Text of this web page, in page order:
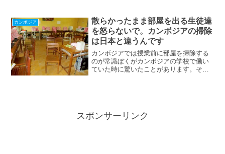
カンボジア
散らかったまま部屋を出る生徒達
を怒らないで。カンボジアの掃除
は日本と違うんです
カンボジアでは授業前に部屋を掃除する
のが常識ぼくがカンボジアの学校で働い
ていた時に驚いたことがあります。それ
スポンサーリンク